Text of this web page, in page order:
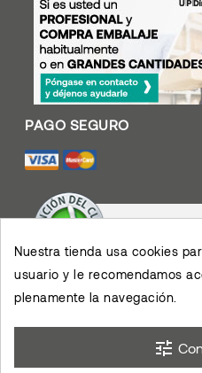
Valoración De Clientes
Muy contento con el
agradezco su eficiencia.
Opinión De
Nuestra tienda usa cookies
usuario y le recomendamos
plenamente la navegación.
tune